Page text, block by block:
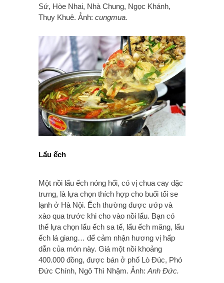
Sứ, Hòe Nhai, Nhà Chung, Ngọc Khánh,
Thụy Khuê. Ảnh: cungmua.
Lẩu ếch
Một nồi lẩu ếch nóng hổi, có vị chua cay đặc
trưng, là lựa chọn thích hợp cho buổi tối se
lạnh ở Hà Nội. Ếch thường được ướp và
xào qua trước khi cho vào nồi lẩu. Bạn có
thể lựa chọn lẩu ếch sa tế, lẩu ếch măng, lẩu
ếch lá giang… để cảm nhận hương vị hấp
dẫn của món này. Giá một nồi khoảng
400.000 đồng, được bán ở phố Lò Đúc, Phó
Đức Chính, Ngô Thì Nhậm. Ảnh: Anh Đức.